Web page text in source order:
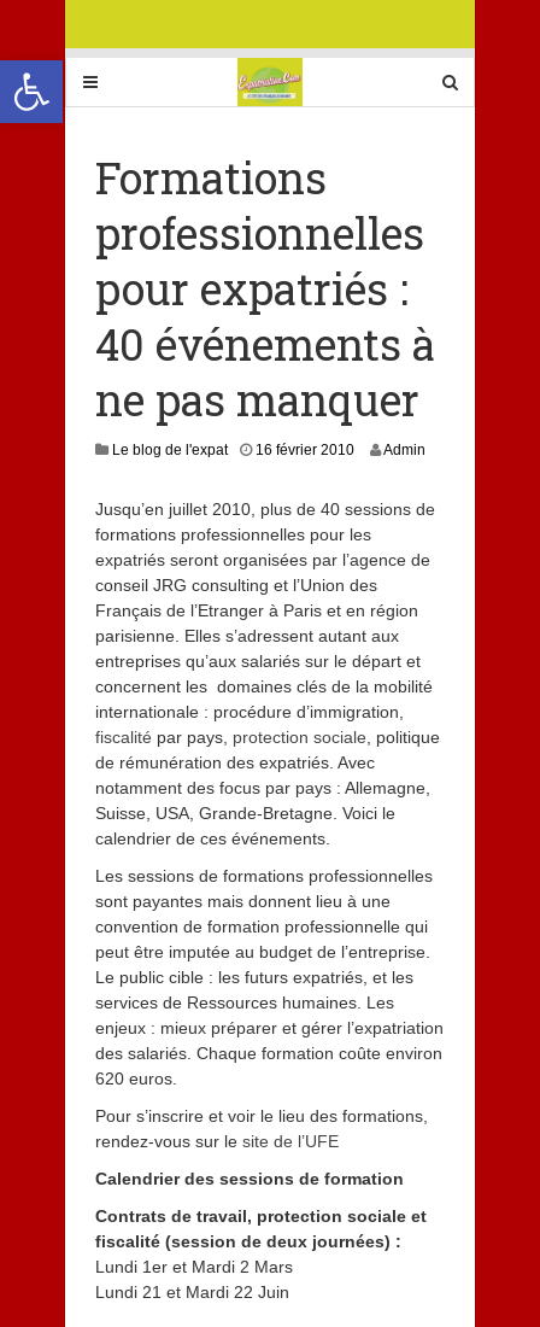
Ouvrir la barre d’outils
Formations
professionnelles
pour expatriés :
40 événements à
ne pas manquer
Le blog de l'expat 16 février 2010 Admin
Jusqu’en juillet 2010, plus de 40 sessions de
formations professionnelles pour les
expatriés seront organisées par l’agence de
conseil JRG consulting et l’Union des
Français de l’Etranger à Paris et en région
parisienne. Elles s’adressent autant aux
entreprises qu’aux salariés sur le départ et
concernent les domaines clés de la mobilité
internationale : procédure d’immigration,
fiscalité par pays, protection sociale , politique
de rémunération des expatriés. Avec
notamment des focus par pays : Allemagne,
Suisse, USA, Grande-Bretagne. Voici le
calendrier de ces événements.
Les sessions de formations professionnelles
sont payantes mais donnent lieu à une
convention de formation professionnelle qui
peut être imputée au budget de l’entreprise.
Le public cible : les futurs expatriés, et les
services de Ressources humaines. Les
enjeux : mieux préparer et gérer l’expatriation
des salariés. Chaque formation coûte environ
620 euros.
Pour s’inscrire et voir le lieu des formations,
rendez-vous sur le site de l’UFE
Calendrier des sessions de formation
Contrats de travail, protection sociale et
fiscalité (session de deux journées) :
Lundi 1er et Mardi 2 Mars
Lundi 21 et Mardi 22 Juin